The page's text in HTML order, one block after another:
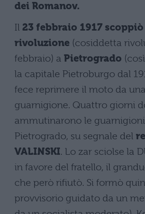
dei Romanov.
Il 23 febbraio 1917
rivoluzione (cosiddetta
febbraio) a Pietrogrado
la capitale Pietroburgo dal
fece reprimere il moto da
guarnigione. Quattro giorni
ammutinarono le
Pietrogrado, su segnale del
VALINSKI. Lo zar sciolse la
in favore del fratello, il
che però rifiutò. Si formò
provvisorio guidato da un